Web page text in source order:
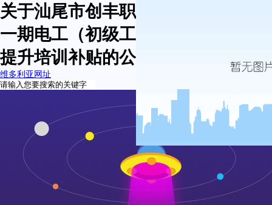
关于汕尾市创丰职业培训学校申请第
一期电工（初级工/五级）职业技能
提升培训补贴的公示-维多利亚网址
维多利亚网址